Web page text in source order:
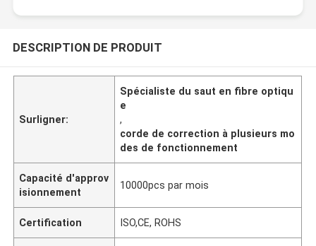
DESCRIPTION DE PRODUIT
Surligner:
Spécialiste du saut en fibre optiqu
e
,
corde de correction à plusieurs mo
des de fonctionnement
Capacité d'approv
isionnement
10000pcs par mois
Certification ISO,CE, ROHS